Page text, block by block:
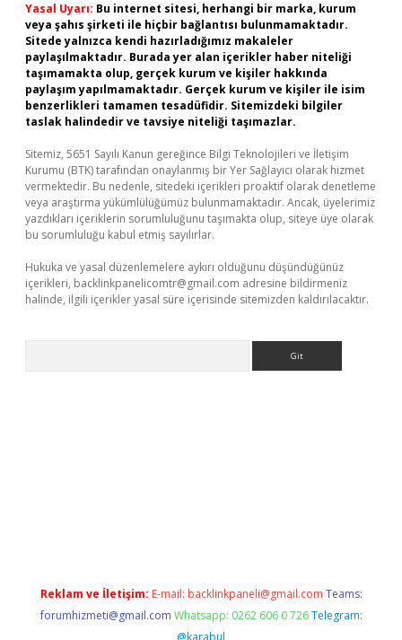
Yasal Uyarı: Bu internet sitesi, herhangi bir marka, kurum
veya şahıs şirketi ile hiçbir bağlantısı bulunmamaktadır.
Sitede yalnızca kendi hazırladığımız makaleler
paylaşılmaktadır. Burada yer alan içerikler haber niteliği
taşımamakta olup, gerçek kurum ve kişiler hakkında
paylaşım yapılmamaktadır. Gerçek kurum ve kişiler ile isim
benzerlikleri tamamen tesadüfidir. Sitemizdeki bilgiler
taslak halindedir ve tavsiye niteliği taşımazlar.
Sitemiz, 5651 Sayılı Kanun gereğince Bilgi Teknolojileri ve İletişim
Kurumu (BTK) tarafından onaylanmış bir Yer Sağlayıcı olarak hizmet
vermektedir. Bu nedenle, sitedeki içerikleri proaktif olarak denetleme
veya araştırma yükümlülüğümüz bulunmamaktadır. Ancak, üyelerimiz
yazdıkları içeriklerin sorumluluğunu taşımakta olup, siteye üye olarak
bu sorumluluğu kabul etmiş sayılırlar.
Hukuka ve yasal düzenlemelere aykırı olduğunu düşündüğünüz
içerikleri, backlinkpanelicomtr@gmail.com adresine bildirmeniz
halinde, ilgili içerikler yasal süre içerisinde sitemizden kaldırılacaktır.
Reklam ve İletişim: E-mail: backlinkpaneli@gmail.com Teams:
forumhizmeti@gmail.com Whatsapp: 0262 606 0 726 Telegram:
@karabul